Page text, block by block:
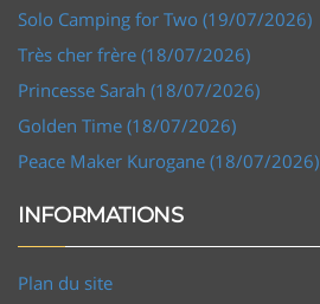
Solo Camping for Two (19/07/2026)
Très cher frère (18/07/2026)
Princesse Sarah (18/07/2026)
Golden Time (18/07/2026)
Peace Maker Kurogane (18/07/2026)
INFORMATIONS
Plan du site